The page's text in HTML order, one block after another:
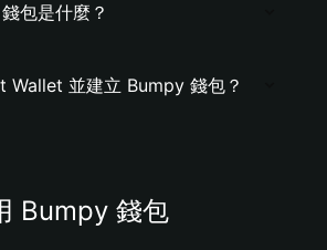
包是什麼？
Wallet 並建立 Bumpy 錢包？
Bumpy 錢包